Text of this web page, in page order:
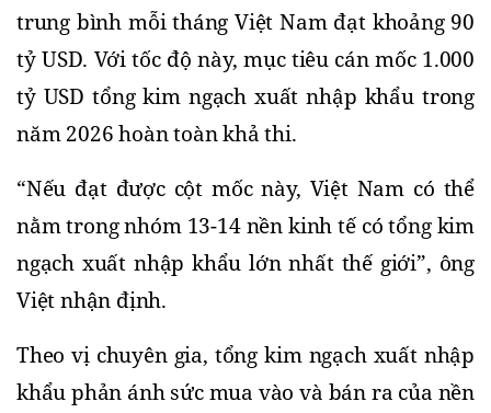
trung bình mỗi tháng Việt Nam đạt khoảng 90
tỷ USD. Với tốc độ này, mục tiêu cán mốc 1.000
tỷ USD tổng kim ngạch xuất nhập khẩu trong
năm 2026 hoàn toàn khả thi.
“Nếu đạt được cột mốc này, Việt Nam có thể
nằm trong nhóm 13-14 nền kinh tế có tổng kim
ngạch xuất nhập khẩu lớn nhất thế giới”, ông
Việt nhận định.
Theo vị chuyên gia, tổng kim ngạch xuất nhập
khẩu phản ánh sức mua vào và bán ra của nền